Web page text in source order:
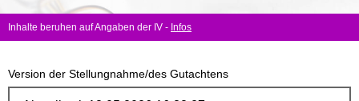
Inhalte beruhen auf Angaben der IV - Infos
Version der Stellungnahme/des Gutachtens